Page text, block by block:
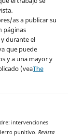
as a publicar su
páginas
durante el
que puede
y a una mayor y
(veaThe
intervenciones
punitivo. Revista